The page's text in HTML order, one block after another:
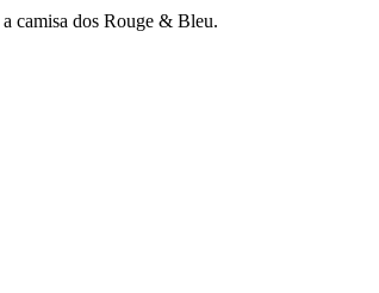
camisa dos Rouge & Bleu.